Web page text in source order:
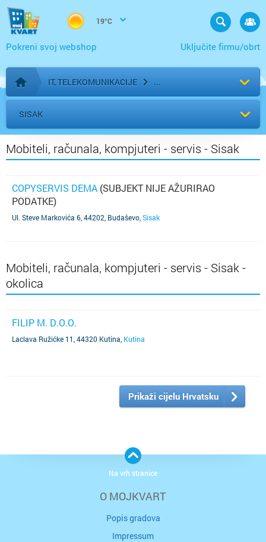
19°C
Uključite firmu/obrt
Pokreni svoj webshop
Početna stranica
IT, TELEKOMUNIKACIJE
SISAK
Mobiteli, računala, kompjuteri - servis - Sisak
COPYSERVIS DEMA (SUBJEKT NIJE AŽURIRAO
PODATKE)
Ul. Steve Markovića 6, 44202, Budaševo Sisak
Mobiteli, računala, kompjuteri - servis - Sisak -
okolica
FILIP M. D.O.O.
Laclava Ružićke 11, 44320 Kutina Kutina
Prikaži cijelu Hrvatsku
O MOJKVART
Popis gradova
Impressum
Na vrh stranice